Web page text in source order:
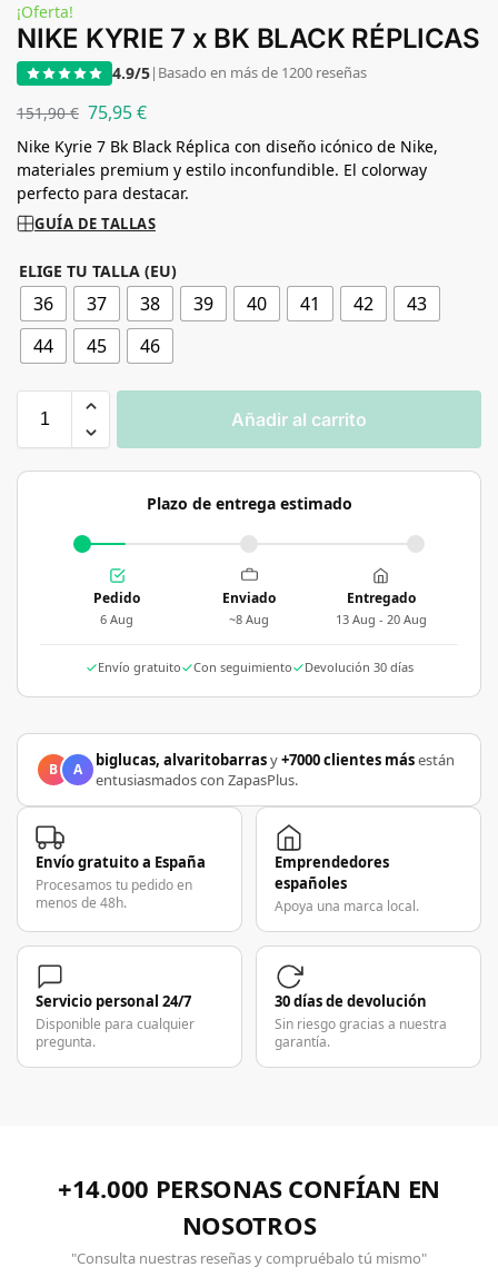
¡Oferta!
NIKE KYRIE 7 x BK BLACK RÉPLICAS
4.9/5| Basado en más de 1200 reseñas
151,90€ 75,95€
Nike Kyrie 7 Bk Black Réplica con diseño icónico de Nike,
materiales premium y estilo inconfundible. El colorway
perfecto para destacar.
GUÍA DE TALLAS
ELIGE TU TALLA (EU)
36 37 38 39 40 41 42
43
44
45 46
Añadir al carrito
Plazo de entrega estimado
Pedido
6 Aug
Enviado
~8 Aug
Entregado
13 Aug - 20 Aug
Envío gratuito Con seguimiento Devolución 30 días
B A biglucas, alvaritobarrasy+7000 clientes másestán
entusiasmados con ZapasPlus.
Envío gratuito a España
Procesamos tu pedido en
menos de 48h.
Emprendedores
españoles
Apoya una marca local.
Servicio personal 24/7
Disponible para cualquier
pregunta.
30 días de devolución
Sin riesgo gracias a nuestra
garantía.
+14.000 PERSONAS CONFÍAN EN
NOSOTROS
"Consulta nuestras reseñas y compruébalo tú mismo"